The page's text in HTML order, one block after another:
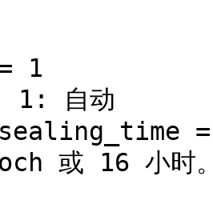
1
1: 自动
或 16 小时。